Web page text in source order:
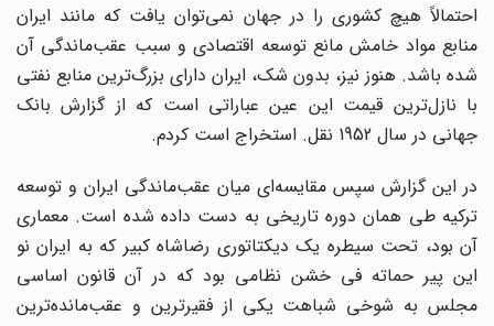
احتمالاً هیچ کشوری را در جهان نمی‌توان یافت که مانند ایران
منابع مواد خامش مانع توسعه اقتصادی و سبب عقب‌ماندگی آن
شده باشد. هنوز نیز، بدون شک، ایران دارای بزرگ‌ترین منابع نفتی
با نازل‌ترین قیمت این عین عباراتی است که از گزارش بانک
جهانی در سال 1952 نقل. استخراج است کردم.
در این گزارش سپس مقایسه‌ای میان عقب‌ماندگی ایران و توسعه
ترکیه طی همان دوره تاریخی به دست داده شده است. معماری
آن بود، تحت سیطره یک دیکتاتوری رضاشاه کبیر که به ایران نو
این پیر حماته فی خشن نظامی بود که در آن قانون اساسی
مجلس به شوخی شباهت یکی از فقیرترین و عقب‌مانده‌ترین